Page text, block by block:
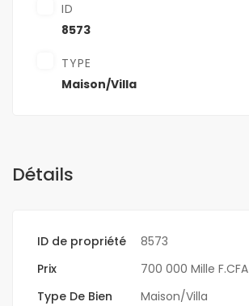
ID
8573
TYPE
Maison/Villa
Détails
ID de propriété
8573
Prix
700 000 Mille F.CFA
Type De Bien
Maison/Villa